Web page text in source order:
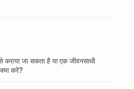
कराया जा सकता है या एक जीवनसाथी
करें?